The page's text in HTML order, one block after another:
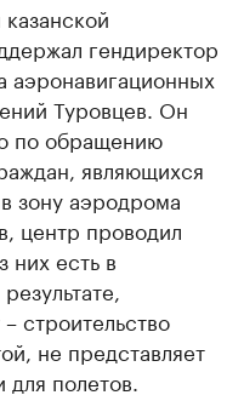
гендиректор
аэронавигационных
Туровцев. Он
по обращению
являющихся
зону аэродрома
центр проводил
них есть в
строительство
не представляет
полетов.